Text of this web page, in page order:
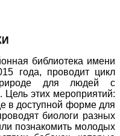
библиотека имени
года, проводит цикл
для людей с
этих мероприятий:
в доступной форме для
биологи разных
познакомить молодых